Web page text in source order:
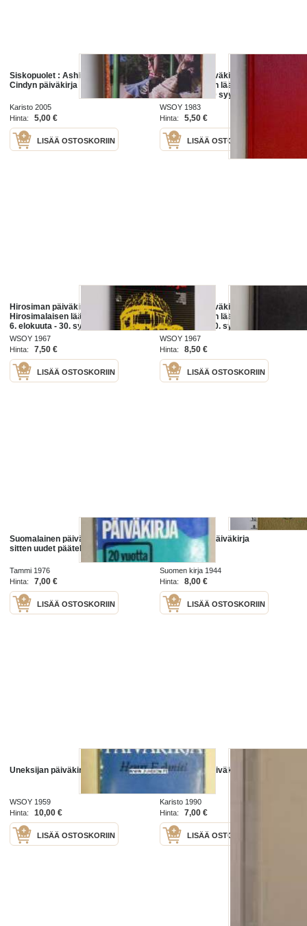
Siskopuolet : Ashlingin päiväkirja :
Cindyn päiväkirja
Karisto 2005
Hinta:
5,00 €
LISÄÄ OSTOSKORIIN
Hirosiman päiväkirja :
Hirosimalaisen lääkärin päiväkirja
6 elokuuta - 30 syyskuuta 1945
WSOY 1983
Hinta:
5,50 €
LISÄÄ OSTOSKORIIN
Hirosiman päiväkirja :
Hirosimalaisen lääkärin päiväkirja
6. elokuuta - 30. syyskuuta 1945
WSOY 1967
Hinta:
7,50 €
LISÄÄ OSTOSKORIIN
Hirosiman päiväkirja :
Hirosimalaisen lääkärin päiväkirja
6. elokuuta - 30. syyskuuta 1945
WSOY 1967
Hinta:
8,50 €
LISÄÄ OSTOSKORIIN
Suomalainen päiväkirja 20 vuotta
sitten uudet päätelmät
Tammi 1976
Hinta:
7,00 €
LISÄÄ OSTOSKORIIN
Muukalaisen päiväkirja
Suomen kirja 1944
Hinta:
8,00 €
LISÄÄ OSTOSKORIIN
Uneksijan päiväkirja
WSOY 1959
Hinta:
10,00 €
LISÄÄ OSTOSKORIIN
Rakkauden päiväkirja
Karisto 1990
Hinta:
7,00 €
LISÄÄ OSTOSKORIIN